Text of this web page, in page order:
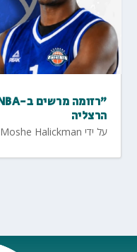
הרצליה
על ידי Moshe Halickman